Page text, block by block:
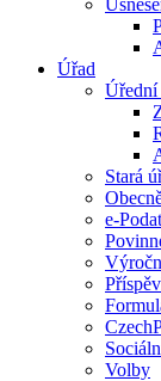
Úřad
Úřední
Stará
e-
Volby